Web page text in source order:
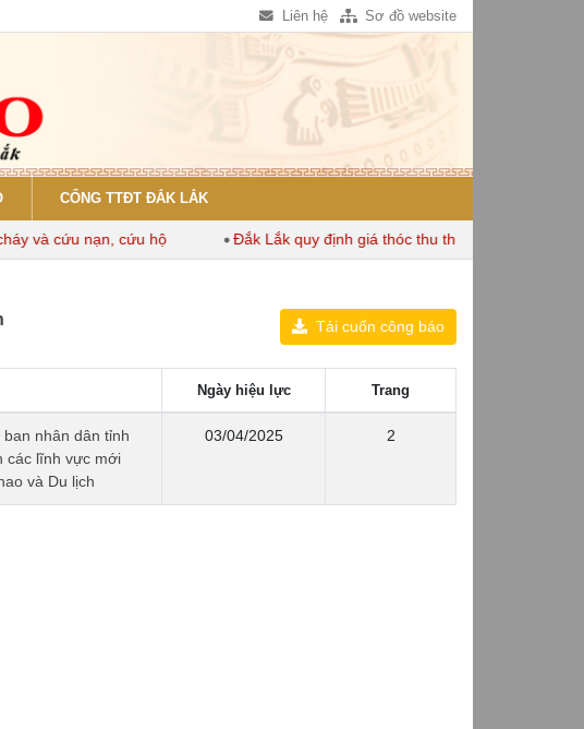
Liên hệ Sơ đồ website
CỔNG TTĐT ĐẮK LẮK
và cứu nạn, cứu hộ Đắk Lắk quy định giá thóc thu thuế dùng để tính thuế
Tải cuốn công báo
Ngày hiệu lực Trang
nhân dân tỉnh
các lĩnh vực mới
và Du lịch
03/04/2025 2